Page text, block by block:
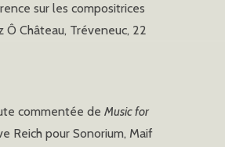
sur les compositrices
Ô Château, Tréveneuc, 22
commentée de Music for
Reich pour Sonorium, Maif